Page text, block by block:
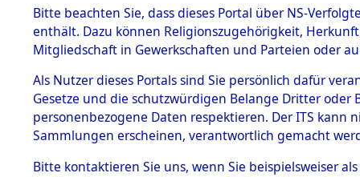
BESTÄNDE
1.
mente
5. Verschiedenes
5.3
Todesmärsche
5.3.1 Alliierte
Erhebungen
Dead -
Bitte beachten Sie, dass dieses Portal über NS-
enthält. Dazu können Religionszugehörigkeit,
Mitgliedschaft in Gewerkschaften und Parteien oder
Als Nutzer dieses Portals sind Sie persönlich dafür
Gesetze und die schutzwürdigen Belange Dritter
personenbezogene Daten respektieren. Der ITS
Sammlungen erscheinen, verantwortlich gemacht
Bitte kontaktieren Sie uns, wenn Sie beispielsweiser